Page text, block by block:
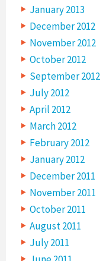
January 2013
December 2012
November 2012
October 2012
September 2012
July 2012
April 2012
March 2012
February 2012
January 2012
December 2011
November 2011
October 2011
August 2011
July 2011